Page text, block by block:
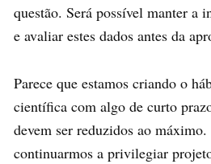
questão. Será possível manter a
e avaliar estes dados antes da
Parece que estamos criando o
científica com algo de curto
devem ser reduzidos ao
continuarmos a privilegiar